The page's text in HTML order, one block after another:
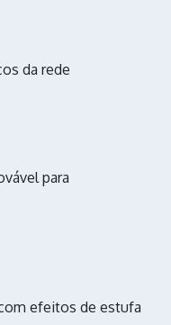
da rede
para
efeitos de estufa